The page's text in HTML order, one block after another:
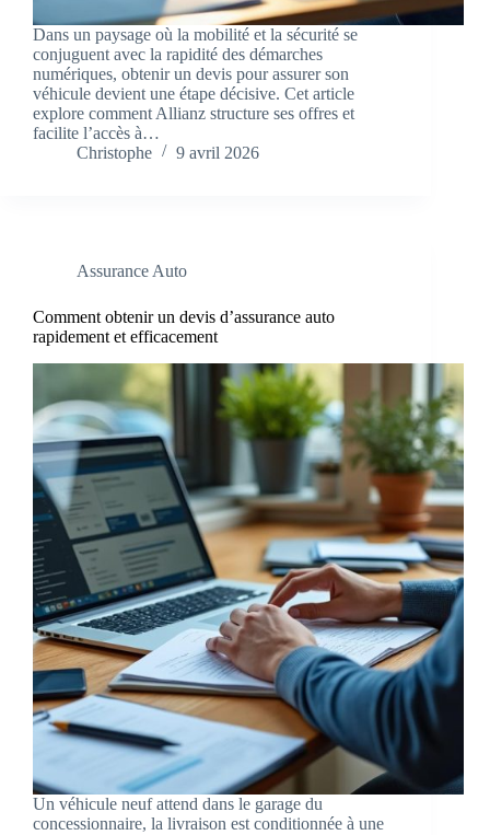
Dans un paysage où la mobilité et la sécurité se
conjuguent avec la rapidité des démarches
numériques, obtenir un devis pour assurer son
véhicule devient une étape décisive. Cet article
explore comment Allianz structure ses offres et
facilite l’accès à…
Christophe
9 avril 2026
Assurance Auto
Comment obtenir un devis d’assurance auto
rapidement et efficacement
Un véhicule neuf attend dans le garage du
concessionnaire, la livraison est conditionnée à une